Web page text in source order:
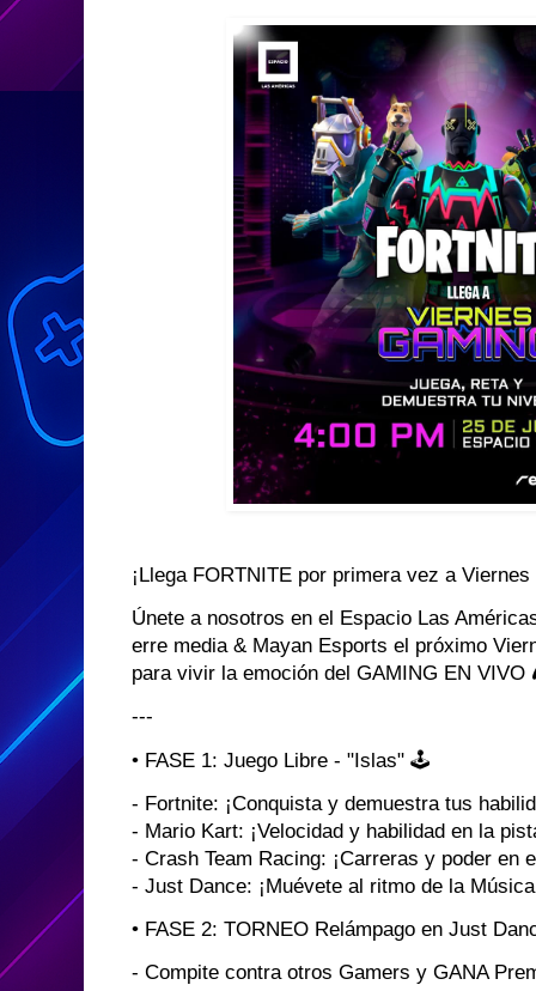
¡Llega FORTNITE por primera vez a
Únete a nosotros en el Espacio Las
erre media & Mayan Esports el próximo
para vivir la emoción del GAMING EN VIVO
---
• FASE 1: Juego Libre - "Islas" 🕹️
- Fortnite: ¡Conquista y demuestra tus
- Mario Kart: ¡Velocidad y habilidad en la
- Crash Team Racing: ¡Carreras y poder en
- Just Dance: ¡Muévete al ritmo de la
• FASE 2: TORNEO Relámpago en Just
- Compite contra otros Gamers y GANA